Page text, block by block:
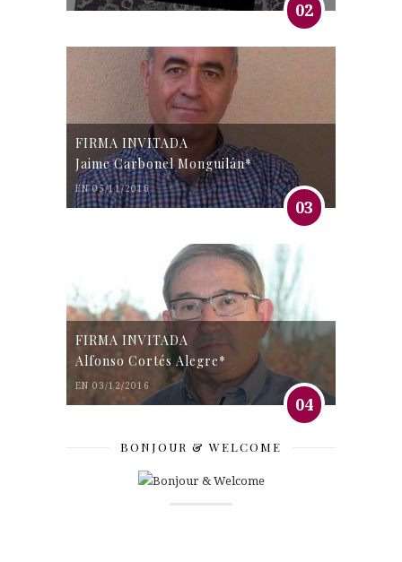
02
FIRMA INVITADA
Jaime Carbonel Monguilán*
EN 05/11/2016
03
FIRMA INVITADA
Alfonso Cortés Alegre*
EN 03/12/2016
04
BONJOUR & WELCOME